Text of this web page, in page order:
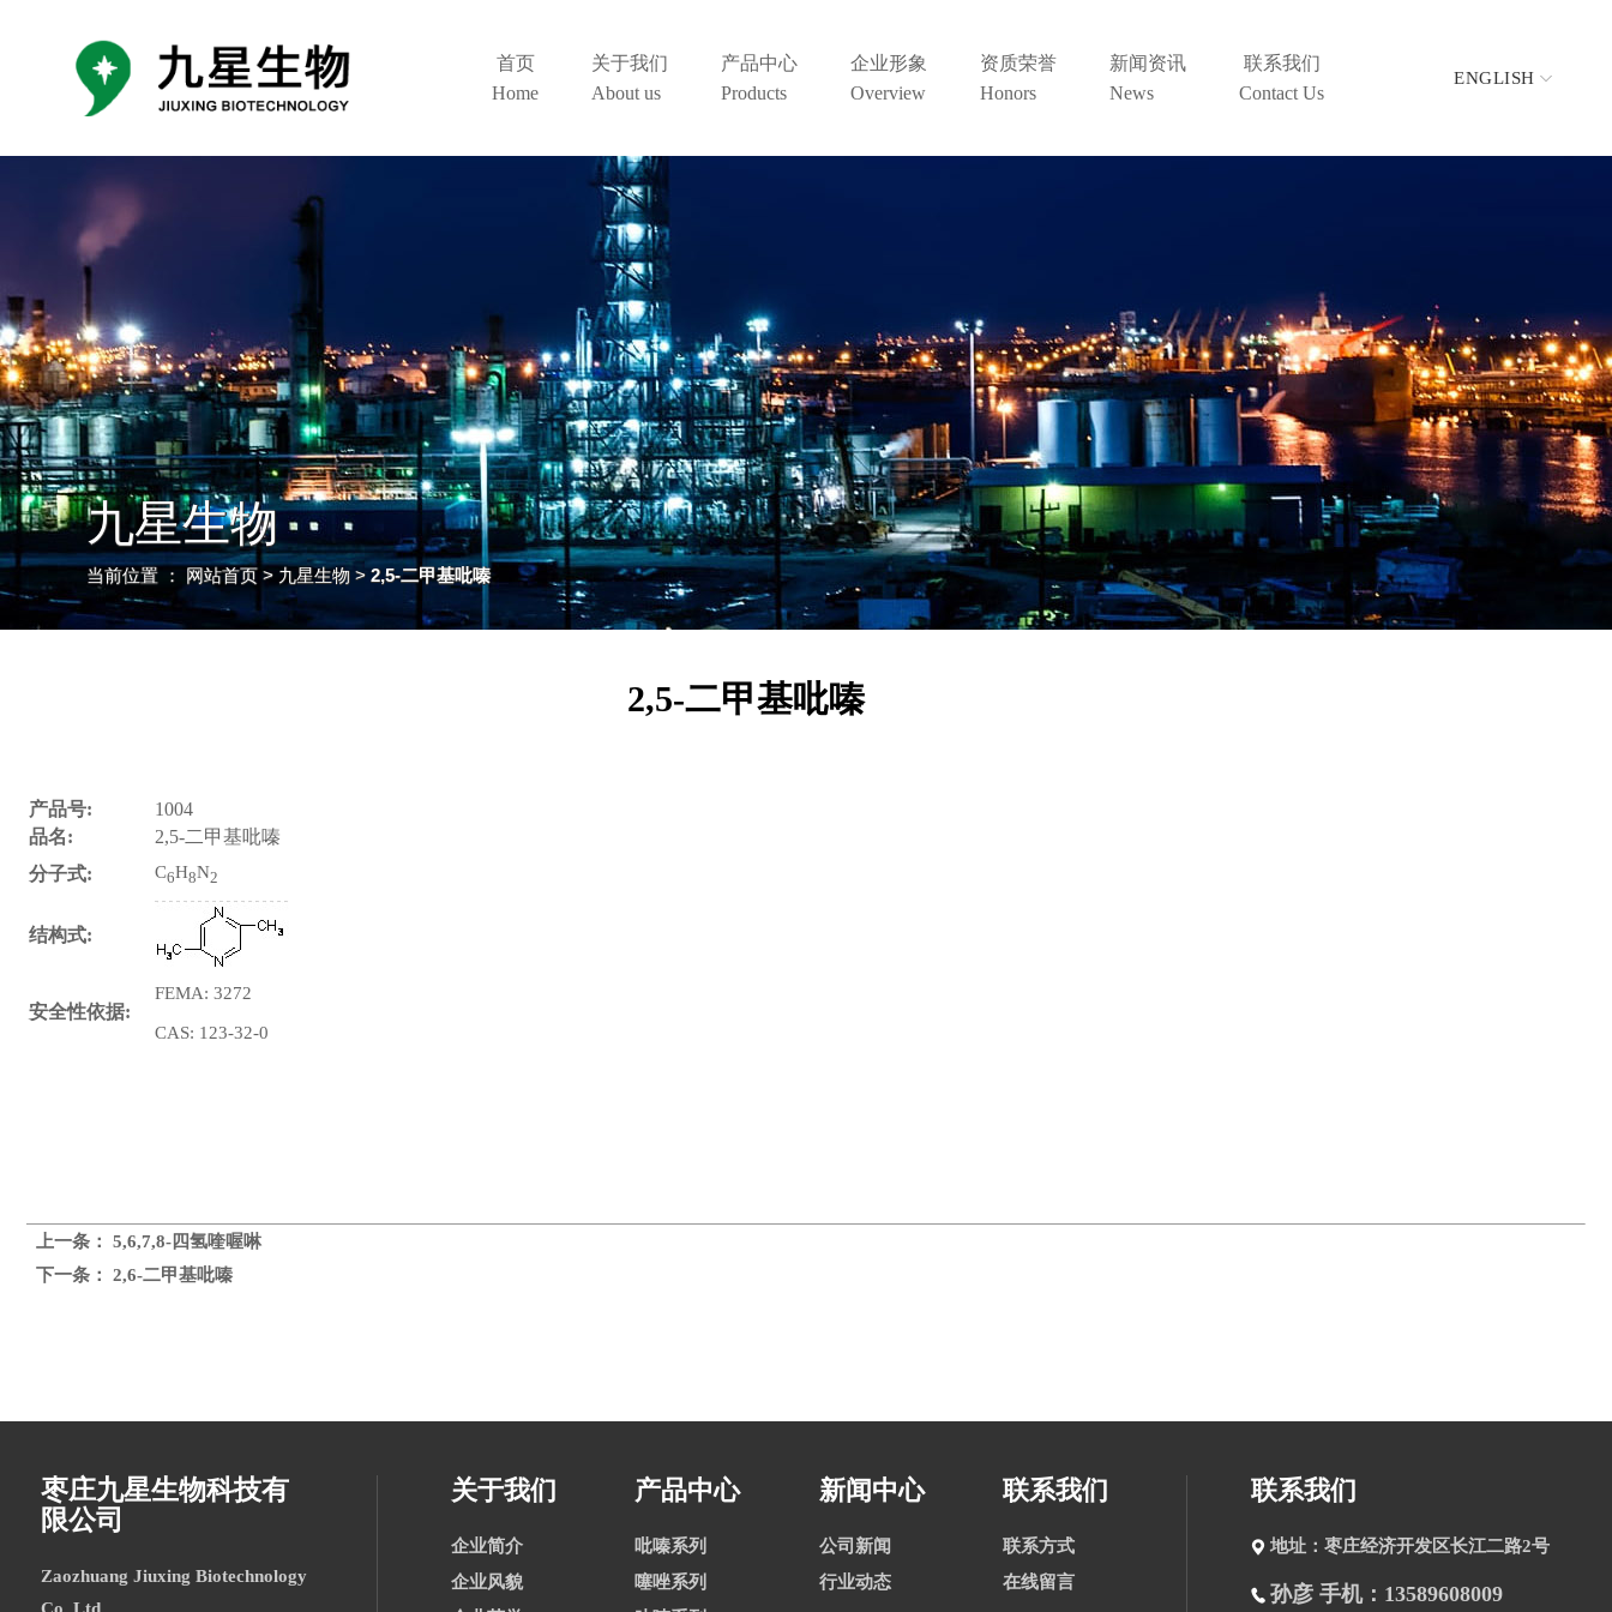
首页
Home
关于我们
About us
产品中心
Products
企业形象
Overview
资质荣誉
Honors
新闻资讯
News
联系我们
Contact Us
ENGLISH
九星生物
当前位置 ： 网站首页 > 九星生物 > 2,5-二甲基吡嗪
2,5-二甲基吡嗪
产品号:
1004
品名:
2,5-二甲基吡嗪
分子式:
C6H8N2
结构式:
安全性依据:
FEMA: 3272
CAS: 123-32-0
上一条： 5,6,7,8-四氢喹喔啉
下一条：
2,6-二甲基吡嗪
枣庄九星生物科技有
限公司
Zaozhuang Jiuxing Biotechnology
Co. Ltd
关于我们
企业简介
企业风貌
产品中心
吡嗪系列
噻唑系列
新闻中心
公司新闻
行业动态
联系我们
联系方式
在线留言
联系我们
地址：枣庄经济开发区长江二路2号
孙彦 手机：13589608009